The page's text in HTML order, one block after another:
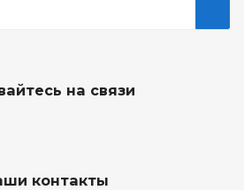
на связи
контакты